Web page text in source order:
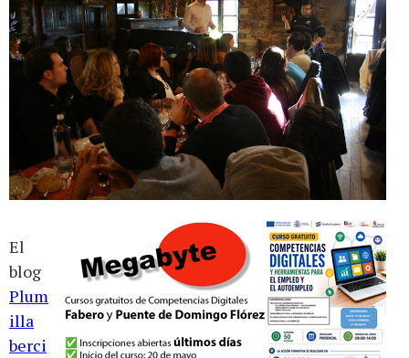
El
blog
Plum
illa
berci